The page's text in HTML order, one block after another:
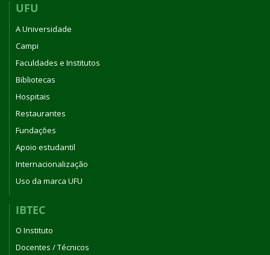
UFU
A Universidade
Campi
Faculdades e Institutos
Bibliotecas
Hospitais
Restaurantes
Fundações
Apoio estudantil
Internacionalização
Uso da marca UFU
IBTEC
O Instituto
Docentes / Técnicos